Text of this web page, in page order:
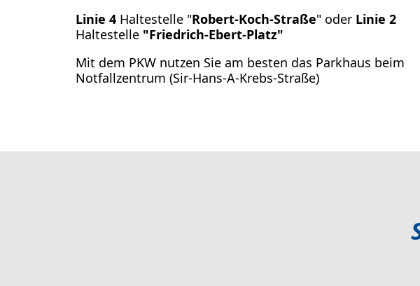
Linie 4 Haltestelle "Robert-Koch-Straße" oder Linie 2
Haltestelle "Friedrich-Ebert-Platz"
Mit dem PKW nutzen Sie am besten das Parkhaus beim
Notfallzentrum (Sir-Hans-A-Krebs-Straße)